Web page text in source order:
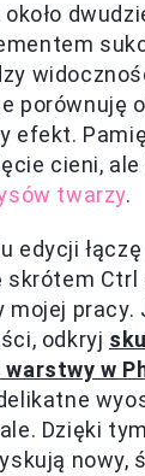
porównuję
efekt.
cieni,
twarzy.
edycji
skrótem
mojej pracy.
odkryj
w
Dzięki
nowy,